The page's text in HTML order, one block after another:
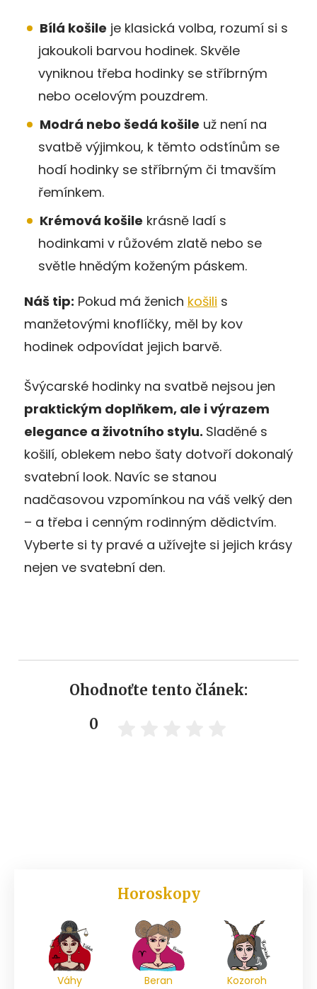
Bílá košile je klasická volba, rozumí si s
jakoukoli barvou hodinek. Skvěle
vyniknou třeba hodinky se stříbrným
nebo ocelovým pouzdrem.
Modrá nebo šedá košile už není na
svatbě výjimkou, k těmto odstínům se
hodí hodinky se stříbrným či tmavším
řemínkem.
Krémová košile krásně ladí s
hodinkami v růžovém zlatě nebo se
světle hnědým koženým páskem.
Náš tip: Pokud má ženich košili s
manžetovými knoflíčky, měl by kov
hodinek odpovídat jejich barvě.
Švýcarské hodinky na svatbě nejsou jen
praktickým doplňkem, ale i výrazem
elegance a životního stylu. Sladěné s
košilí, oblekem nebo šaty dotvoří dokonalý
svatební look. Navíc se stanou
nadčasovou vzpomínkou na váš velký den
– a třeba i cenným rodinným dědictvím.
Vyberte si ty pravé a užívejte si jejich krásy
nejen ve svatební den.
Ohodnoťte tento článek:
0
Horoskopy
Váhy Beran Kozoroh